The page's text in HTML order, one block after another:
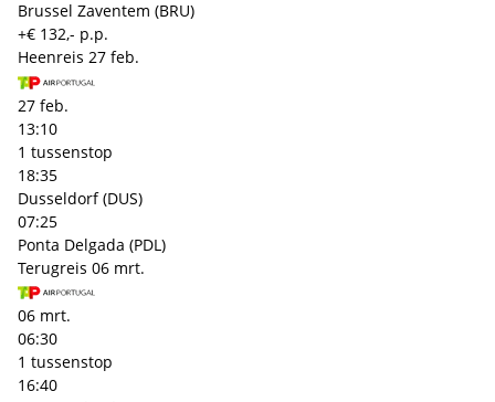
Brussel Zaventem (BRU)
+€ 132,- p.p.
Heenreis 27 feb.
27 feb.
13:10
1 tussenstop
18:35
Dusseldorf (DUS)
07:25
Ponta Delgada (PDL)
Terugreis 06 mrt.
06 mrt.
06:30
1 tussenstop
16:40